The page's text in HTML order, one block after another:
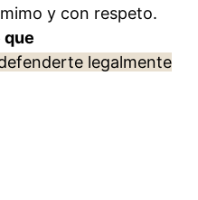
y con respeto.
que
legalmente